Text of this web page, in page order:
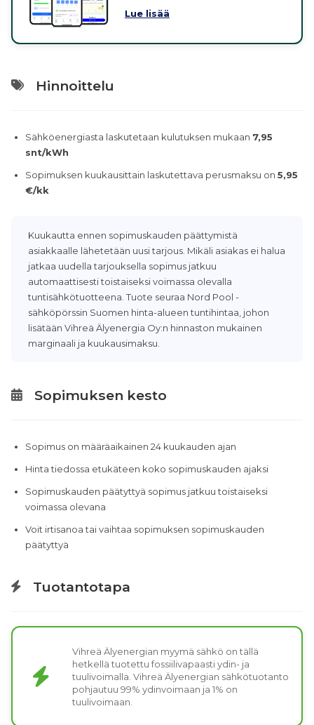
Lue lisää
Hinnoittelu
Sähköenergiasta laskutetaan kulutuksen mukaan 7,95
snt/kWh
Sopimuksen kuukausittain laskutettava perusmaksu on 5,95
€/kk
Kuukautta ennen sopimuskauden päättymistä
asiakkaalle lähetetään uusi tarjous. Mikäli asiakas ei halua
jatkaa uudella tarjouksella sopimus jatkuu
automaattisesti toistaiseksi voimassa olevalla
tuntisähkötuotteena. Tuote seuraa Nord Pool -
sähköpörssin Suomen hinta-alueen tuntihintaa, johon
lisätään Vihreä Älyenergia Oy:n hinnaston mukainen
marginaali ja kuukausimaksu.
Sopimuksen kesto
Sopimus on määräaikainen 24 kuukauden ajan
Hinta tiedossa etukäteen koko sopimuskauden ajaksi
Sopimuskauden päätyttyä sopimus jatkuu toistaiseksi
voimassa olevana
Voit irtisanoa tai vaihtaa sopimuksen sopimuskauden
päätyttyä
Tuotantotapa
Vihreä Älyenergian myymä sähkö on tällä
hetkellä tuotettu fossiilivapaasti ydin- ja
tuulivoimalla. Vihreä Älyenergian sähkötuotanto
pohjautuu 99% ydinvoimaan ja 1% on
tuulivoimaan.